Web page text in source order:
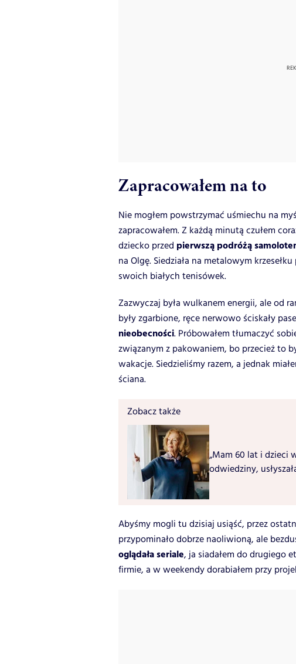
Zapracowałem na to
Nie mogłem powstrzymać uśmiechu na
zapracowałem. Z każdą minutą czułem
dziecko przed pierwszą podróżą
na Olgę. Siedziała na metalowym
swoich białych tenisówek.
Zazwyczaj była wulkanem energii, ale od
były zgarbione, ręce nerwowo ściskały
nieobecności. Próbowałem tłumaczyć
związanym z pakowaniem, bo przecież to
wakacje. Siedzieliśmy razem, a jednak
ściana.
Zobacz także
„Mam 60 lat i dzieci
odwiedziny,
Abyśmy mogli tu dzisiaj usiąść, przez
przypominało dobrze naoliwioną, ale
oglądała seriale, ja siadałem do drugiego
firmie, a w weekendy dorabiałem przy